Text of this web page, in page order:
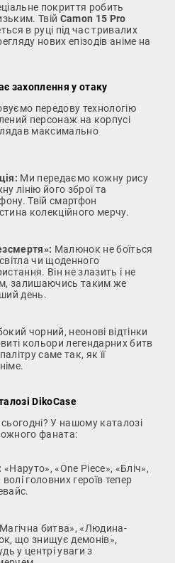
покриття робить
Твій Camon 15 Pro
в руці під час тривалих
нових епізодів аніме на
захоплення у отаку
передову технологію
персонаж на корпусі
максимально
Ми передаємо кожну рису
лінію його зброї та
Твій смартфон
колекційного мерчу.
Малюнок не боїться
чи щоденного
Він не злазить і не
залишаючись таким же
день.
чорний, неонові відтінки
кольори легендарних битв
саме так, як її
DikoCase
У нашому каталозі
фаната:
«Наруто», «One Piece», «Бліч»,
головних героїв тепер
битва», «Людина-
що знищує демонів»,
у центрі уваги з